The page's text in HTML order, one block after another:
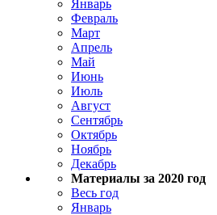
Январь
Февраль
Март
Апрель
Май
Июнь
Июль
Август
Сентябрь
Октябрь
Ноябрь
Декабрь
Материалы за 2020 год
Весь год
Январь